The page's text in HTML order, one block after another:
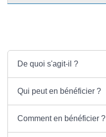
De quoi s'agit-il ?
Qui peut en bénéficier ?
Comment en bénéficier ?